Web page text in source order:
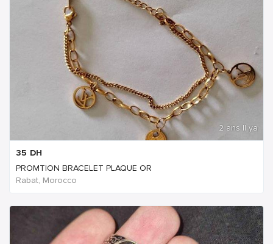
2 ans Il ya
35 DH
PROMTION BRACELET PLAQUE OR
Rabat, Morocco